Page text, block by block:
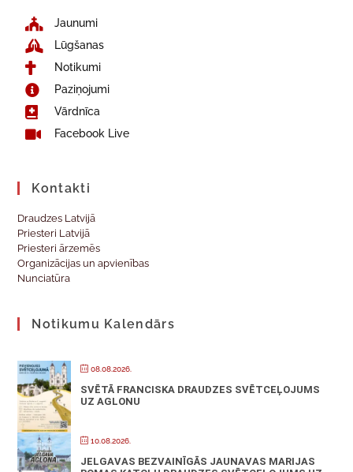
Jaunumi
Lūgšanas
Notikumi
Paziņojumi
Vārdnīca
Facebook Live
Kontakti
Draudzes Latvijā
Priesteri Latvijā
Priesteri ārzemēs
Organizācijas un apvienības
Nunciatūra
Notikumu Kalendārs
08.08.2026.
SVĒTĀ FRANCISKA DRAUDZES SVĒTCEĻOJUMS
UZ AGLONU
10.08.2026.
JELGAVAS BEZVAINĪGĀS JAUNAVAS MARIJAS